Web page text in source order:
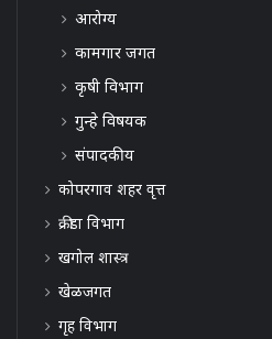
आरोग्य
कामगार जगत
कृषी विभाग
गुन्हे विषयक
संपादकीय
कोपरगाव शहर वृत्त
क्रीडा विभाग
खगोल शास्त्र
खेळजगत
गृह विभाग